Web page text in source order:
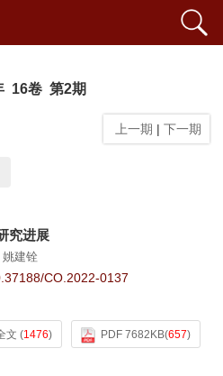
16卷 第2期
上一期 | 下一期
究进展
姚建铨
CO.2022-0137
文 (1476) PDF 7682KB(657)